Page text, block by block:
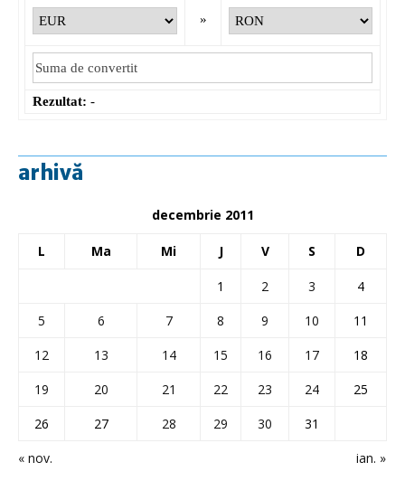
»
Rezultat: -
arhivă
decembrie 2011
L Ma Mi J V S D
« nov. ian. »
1 2 3
4
5
6 7 8 9 10
11
12
13 14 15 16 17
18
19
20 21 22 23 24
25
26
27 28 29 30 31